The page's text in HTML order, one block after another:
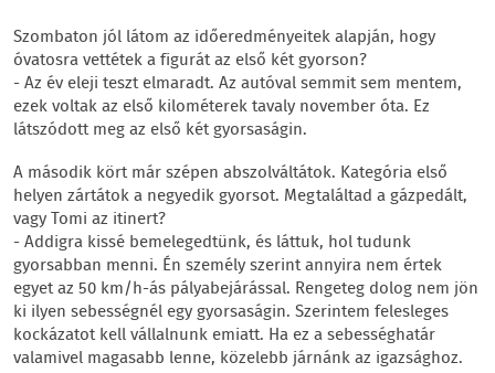
Szombaton jól látom az időeredményeitek alapján, hogy
óvatosra vettétek a figurát az első két gyorson?
- Az év eleji teszt elmaradt. Az autóval semmit sem mentem,
ezek voltak az első kilométerek tavaly november óta. Ez
látszódott meg az első két gyorsaságin.
A második kört már szépen abszolváltátok. Kategória első
helyen zártátok a negyedik gyorsot. Megtaláltad a gázpedált,
vagy Tomi az itinert?
- Addigra kissé bemelegedtünk, és láttuk, hol tudunk
gyorsabban menni. Én személy szerint annyira nem értek
egyet az 50 km/h-ás pályabejárással. Rengeteg dolog nem jön
ki ilyen sebességnél egy gyorsaságin. Szerintem felesleges
kockázatot kell vállalnunk emiatt. Ha ez a sebességhatár
valamivel magasabb lenne, közelebb járnánk az igazsághoz.